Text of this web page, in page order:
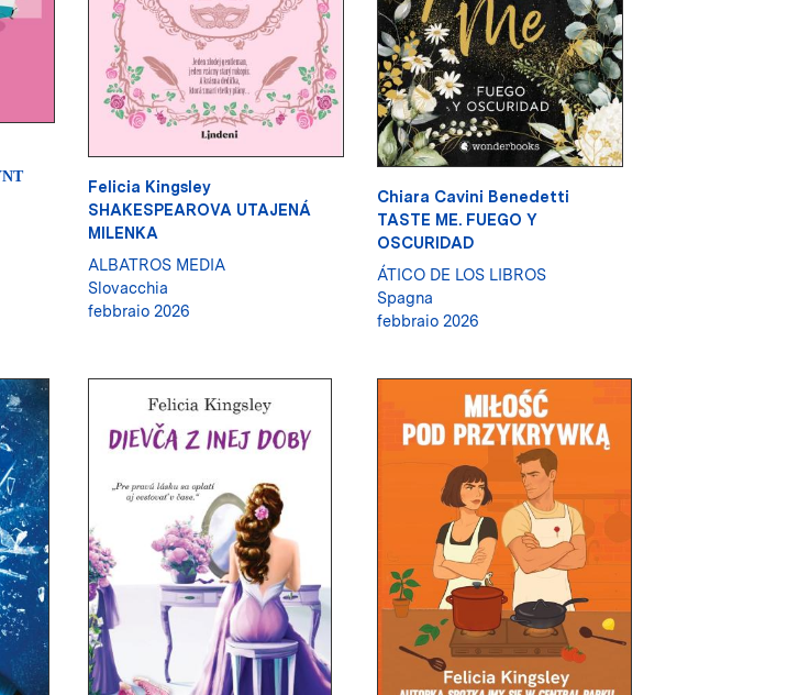
Felicia Kingsley
SHAKESPEAROVA UTAJENÁ
MILENKA
ALBATROS MEDIA
Slovacchia
febbraio 2026
Chiara Cavini Benedetti
TASTE ME. FUEGO Y
OSCURIDAD
ÁTICO DE LOS LIBROS
Spagna
febbraio 2026